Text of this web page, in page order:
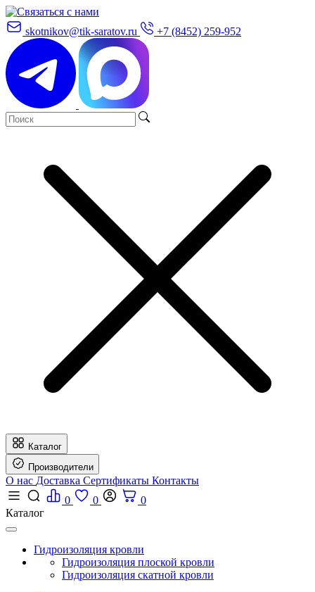
skotnikov@tik-saratov.ru +7 (8452) 259-952
Каталог
Производители
О нас Доставка Сертификаты Контакты
0
0
0
Каталог
Гидроизоляция кровли
Гидроизоляция плоской кровли
Гидроизоляция скатной кровли